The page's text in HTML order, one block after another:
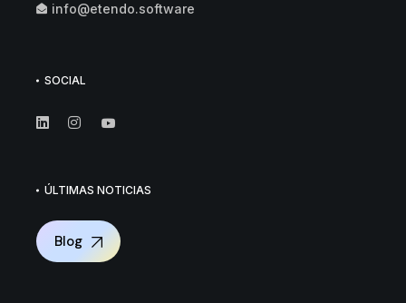
info@etendo.software
SOCIAL
ÚLTIMAS NOTICIAS
Blog